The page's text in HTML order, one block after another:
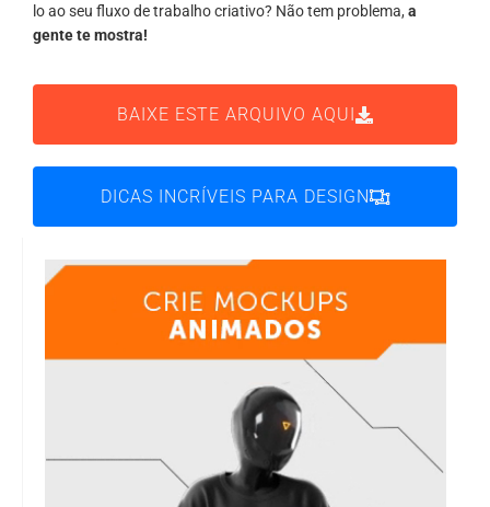
lo ao seu fluxo de trabalho criativo? Não tem problema, a
gente te mostra!
BAIXE ESTE ARQUIVO AQUI
DICAS INCRÍVEIS PARA DESIGN